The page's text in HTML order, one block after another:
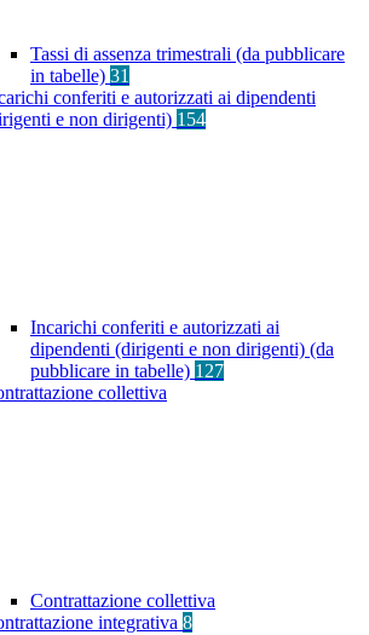
Tassi di assenza trimestrali (da pubblicare
in tabelle) 31
conferiti e autorizzati ai dipendenti
e non dirigenti) 154
Incarichi conferiti e autorizzati ai
dipendenti (dirigenti e non dirigenti) (da
pubblicare in tabelle) 127
collettiva
Contrattazione collettiva
integrativa 8